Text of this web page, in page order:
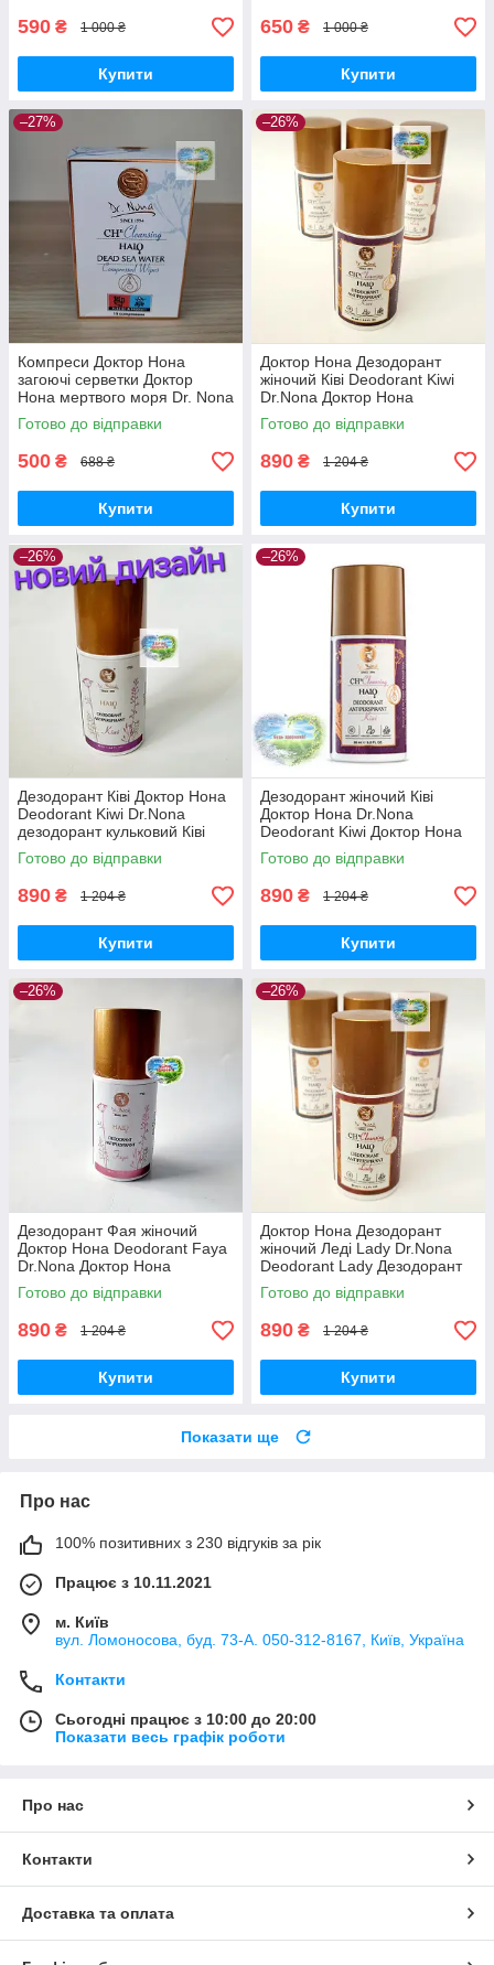
590 ₴ 1 000 ₴
Купити
650 ₴ 1 000 ₴
Купити
–27%
Компреси Доктор Нона
загоючі серветки Доктор
Нона мертвого моря Dr. Nona
Dead Sea Water Compresses
Готово до відправки
500 ₴ 688 ₴
Купити
–26%
Доктор Нона Дезодорант
жіночий Ківі Deodorant Kiwi
Dr.Nona Доктор Нона
дезодорант кульковий Ківі
Готово до відправки
890 ₴ 1 204 ₴
Купити
–26%
Дезодорант Ківі Доктор Нона
Deodorant Kiwi Dr.Nona
дезодорант кульковий Ківі
Доктор Нона
Готово до відправки
890 ₴ 1 204 ₴
Купити
–26%
Дезодорант жіночий Ківі
Доктор Нона Dr.Nona
Deodorant Kiwi Доктор Нона
кульковий деодорант Ківі
Готово до відправки
890 ₴ 1 204 ₴
Купити
–26%
Дезодорант Фая жіночий
Доктор Нона Deodorant Faya
Dr.Nona Доктор Нона
дезодорант кульковий Фая
антіперспірант
Готово до відправки
890 ₴ 1 204 ₴
Купити
–26%
Доктор Нона Дезодорант
жіночий Леді Lady Dr.Nona
Deodorant Lady Дезодорант
кульковий Доктор Нона 95 мл
Готово до відправки
890 ₴ 1 204 ₴
Купити
Показати ще
Про нас
100% позитивних з 230 відгуків за рік
Працює з 10.11.2021
м. Київ
вул. Ломоносова, буд. 73-А. 050-312-8167, Київ, Україна
Контакти
Сьогодні працює з 10:00 до 20:00
Показати весь графік роботи
Про нас
Контакти
Доставка та оплата